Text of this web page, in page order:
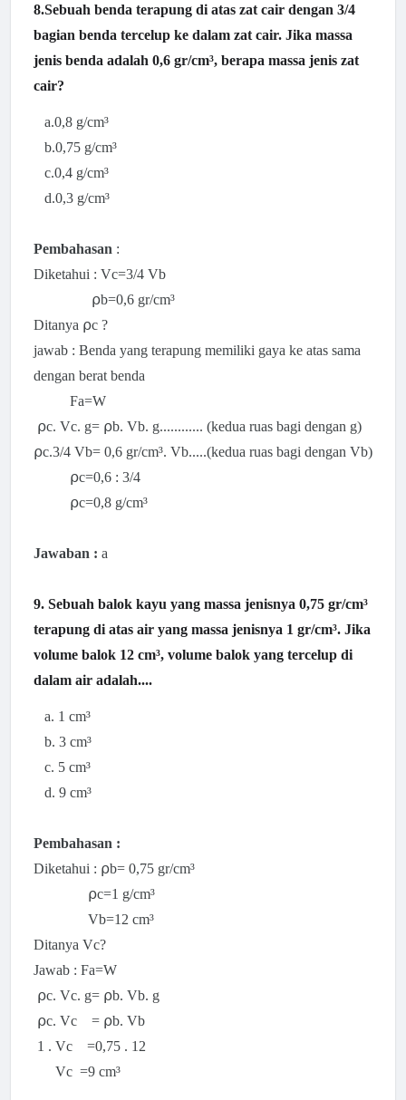
8.Sebuah benda terapung di atas zat cair dengan 3/4
bagian benda tercelup ke dalam zat cair. Jika massa
jenis benda adalah 0,6 gr/cm³, berapa massa jenis zat
cair?
a.0,8 g/cm³
b.0,75 g/cm³
c.0,4 g/cm³
d.0,3 g/cm³
Pembahasan :
Diketahui : Vc=3/4 Vb
⍴b=0,6 gr/cm³
Ditanya ⍴c ?
jawab : Benda yang terapung memiliki gaya ke atas sama
dengan berat benda
Fa=W
⍴c. Vc. g= ⍴b. Vb. g............ (kedua ruas bagi dengan g)
⍴c.3/4 Vb= 0,6 gr/cm³. Vb.....(kedua ruas bagi dengan Vb)
⍴c=0,6 : 3/4
⍴c=0,8 g/cm³
Jawaban : a
9. Sebuah balok kayu yang massa jenisnya 0,75 gr/cm³
terapung di atas air yang massa jenisnya 1 gr/cm³. Jika
volume balok 12 cm³, volume balok yang tercelup di
dalam air adalah....
a. 1 cm³
b. 3 cm³
c. 5 cm³
d. 9 cm³
Pembahasan :
Diketahui : ⍴b= 0,75 gr/cm³
⍴c=1 g/cm³
Vb=12 cm³
Ditanya Vc?
Jawab : Fa=W
⍴c. Vc. g= ⍴b. Vb. g
⍴c. Vc = ⍴b. Vb
1 . Vc =0,75 . 12
Vc =9 cm³